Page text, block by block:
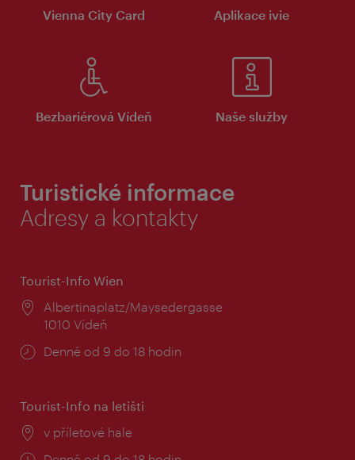
Vienna City Card Aplikace ivie
Bezbariérová Vídeň Naše služby
Turistické informace
Adresy a kontakty
Tourist-Info Wien
Místo:
Albertinaplatz/Maysedergasse
1010 Vídeň
Provozní
Denně od 9 do 18 hodin
Tourist-Info na letišti
Místo:
v příletové hale